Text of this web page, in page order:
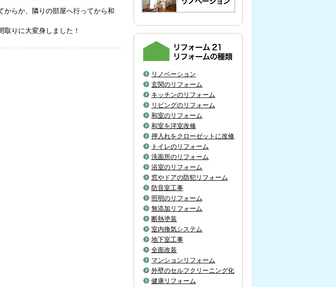
からか、隣りの部屋へ行ってから和
りに大変身しました！
リノベーション
玄関のリフォーム
キッチンのリフォーム
リビングのリフォーム
和室のリフォーム
和室を洋室改修
押入れをクローゼットに改修
トイレのリフォーム
洗面所のリフォーム
浴室のリフォーム
窓やドアの防犯リフォーム
防音室工事
照明のリフォーム
無添加リフォーム
断熱塗装
室内換気システム
地下室工事
全面改装
マンションリフォーム
外壁のセルフクリーニング化
健康リフォーム